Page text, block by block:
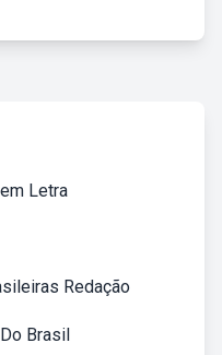
Letra
Redação
Brasil